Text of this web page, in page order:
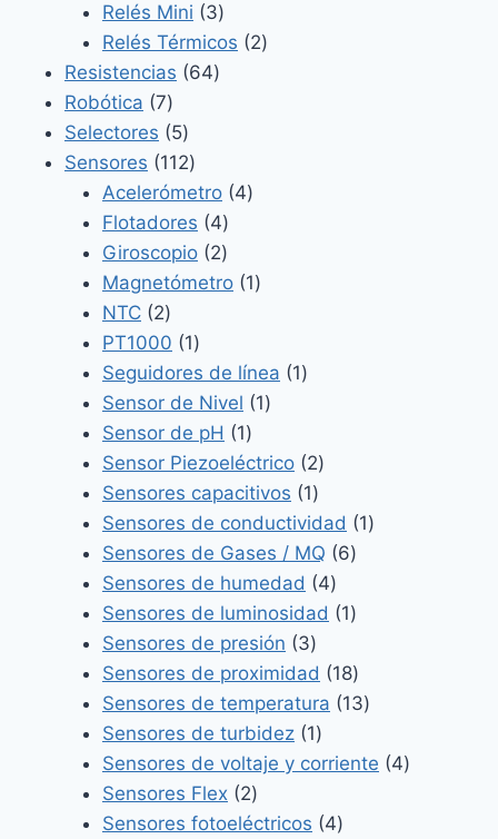
Relés Mini 33
productos
Relés Térmicos 22
Resistencias 6464
Robótica 77
productos
Selectores 55
productos
Sensores 112112
productos
Acelerómetro 44
Flotadores 44
productos
Giroscopio 22
productos
Magnetómetro 11
NTC 22
productos
PT1000 11
producto
Seguidores de línea 11
Sensor de Nivel 11
Sensor de pH 11
producto
Sensor Piezoeléctrico 22
productos
Sensores capacitivos 11
producto
Sensores de conductividad 11
Sensores de Gases / MQ 66
Sensores de humedad 44
productos
Sensores de luminosidad 11
Sensores de presión 33
productos
Sensores de proximidad 1818
productos
Sensores de temperatura 1313
Sensores de turbidez 11
producto
Sensores de voltaje y corriente 44
Sensores Flex 22
productos
Sensores fotoeléctricos 44